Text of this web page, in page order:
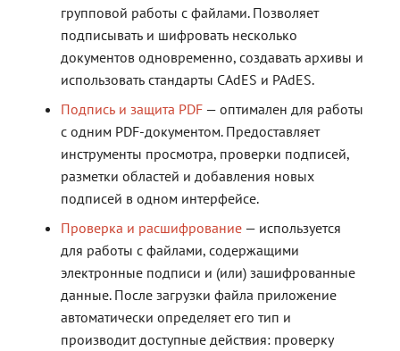
групповой работы с файлами. Позволяет
подписывать и шифровать несколько
документов одновременно, создавать архивы и
использовать стандарты CAdES и PAdES.
Подпись и защита PDF — оптимален для работы
с одним PDF-документом. Предоставляет
инструменты просмотра, проверки подписей,
разметки областей и добавления новых
подписей в одном интерфейсе.
Проверка и расшифрование — используется
для работы с файлами, содержащими
электронные подписи и (или) зашифрованные
данные. После загрузки файла приложение
автоматически определяет его тип и
производит доступные действия: проверку